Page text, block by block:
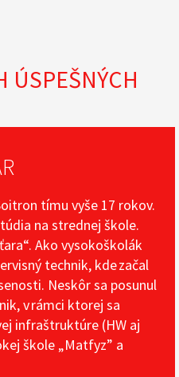
ÚSPEŠNÝCH
tímu vyše 17 rokov.
na strednej škole.
Ako vysokoškolák
technik, kde začal
Neskôr sa posunul
v rámci ktorej sa
infraštruktúre (HW aj
škole „Matfyz” a